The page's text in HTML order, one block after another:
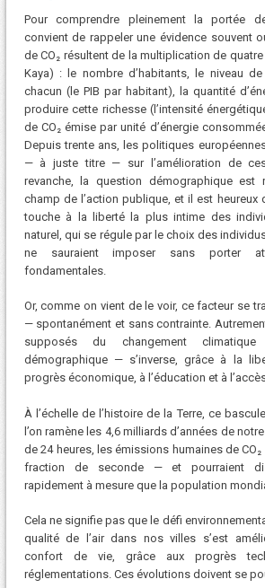
Pour comprendre pleinement la portée
convient de rappeler une évidence souvent
de CO₂ résultent de la multiplication de
Kaya) : le nombre d’habitants, le niveau
chacun (le PIB par habitant), la quantité
produire cette richesse (l’intensité
de CO₂ émise par unité d’énergie
Depuis trente ans, les politiques
— à juste titre — sur l’amélioration de
revanche, la question démographique est
champ de l’action publique, et il est heureux
touche à la liberté la plus intime des
naturel, qui se régule par le choix des
ne sauraient imposer sans porter
fondamentales.
Or, comme on vient de le voir, ce facteur se
— spontanément et sans contrainte.
supposés du changement
démographique — s’inverse, grâce à la
progrès économique, à l’éducation et à
À l’échelle de l’histoire de la Terre, ce
l’on ramène les 4,6 milliards d’années de
de 24 heures, les émissions humaines de CO₂
fraction de seconde — et pourraient
rapidement à mesure que la population
Cela ne signifie pas que le défi
qualité de l’air dans nos villes s’est
confort de vie, grâce aux progrès
réglementations. Ces évolutions doivent se